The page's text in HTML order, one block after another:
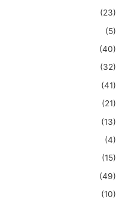
(23)
(5)
(40)
(32)
(41)
(21)
(13)
(4)
(15)
(49)
(10)